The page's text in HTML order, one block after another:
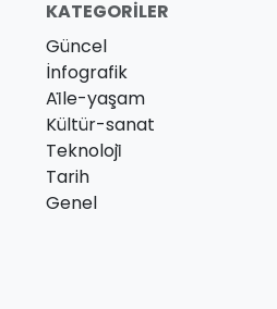
KATEGORILER
Güncel
İnfografik
Ai̇le-yaşam
Kültür-sanat
Teknoloji̇
Tarih
Genel